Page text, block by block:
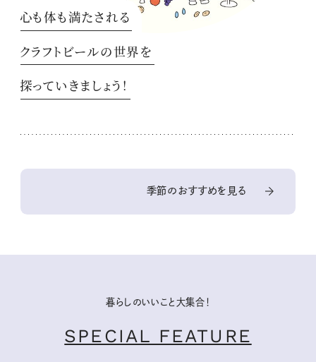
心も体も満たされる
クラフトビールの世界を
探っていきましょう！
季節のおすすめを見る
暮らしのいいこと大集合！
SPECIAL FEATURE